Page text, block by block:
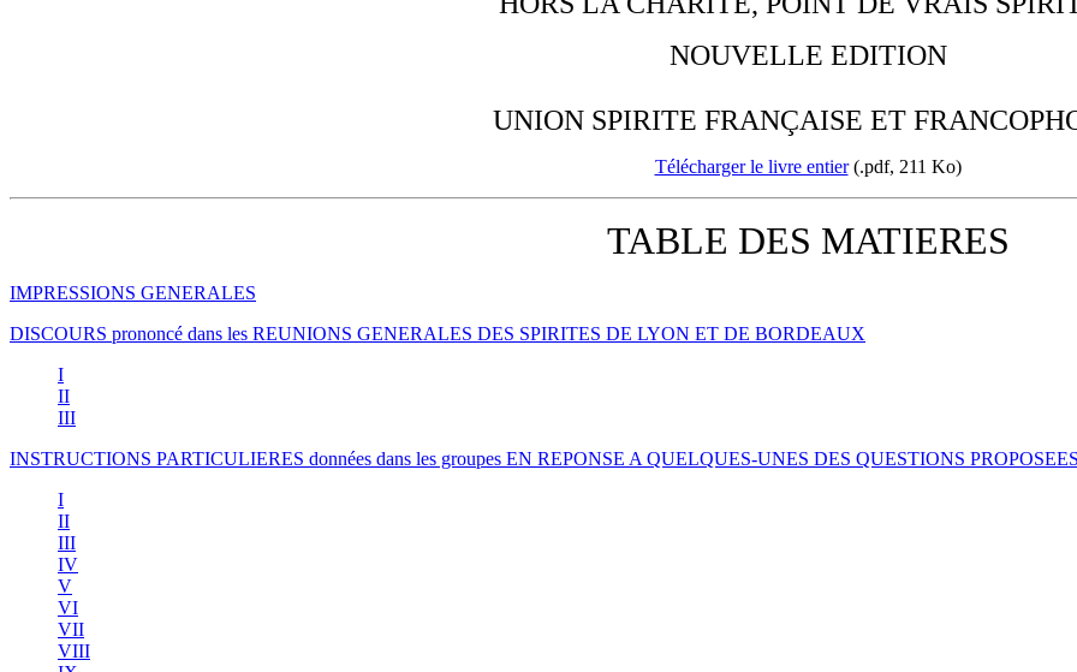
NOUVELLE EDITION
UNION SPIRITE FRANÇAISE ET
Télécharger le livre entier(.pdf, 211 Ko)
TABLE DES MATIERES
IMPRESSIONS GENERALES
DISCOURS prononcé dans les REUNIONS GENERALES DES SPIRITES DE LYON ET DE BORDEAUX
I
II
III
INSTRUCTIONS PARTICULIERES données dans les groupes EN REPONSE A QUELQUES-UNES DES QUESTIONS PROPOSEES
I
II
III
IV
V
VI
VII
VIII